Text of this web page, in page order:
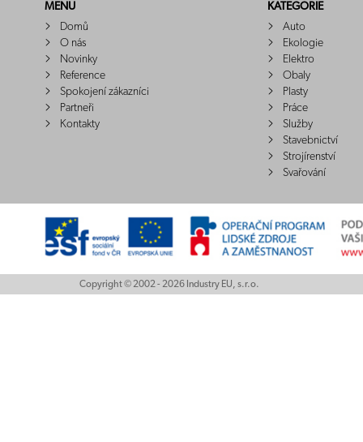
MENU
Domů
O nás
Novinky
Reference
Spokojení zákazníci
Partneři
Kontakty
KATEGORIE
Auto
Ekologie
Elektro
Obaly
Plasty
Práce
Služby
Stavebnictví
Strojírenství
Svařování
Copyright © 2002 - 2026 Industry EU, s.r.o.